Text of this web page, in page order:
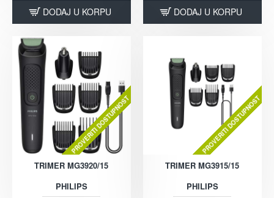
DODAJ U KORPU DODAJ U KORPU
PROVERITI DOSTUPNOST
TRIMER MG3920/15
PHILIPS
PROVERITI DOSTUPNOST
TRIMER MG3915/15
PHILIPS